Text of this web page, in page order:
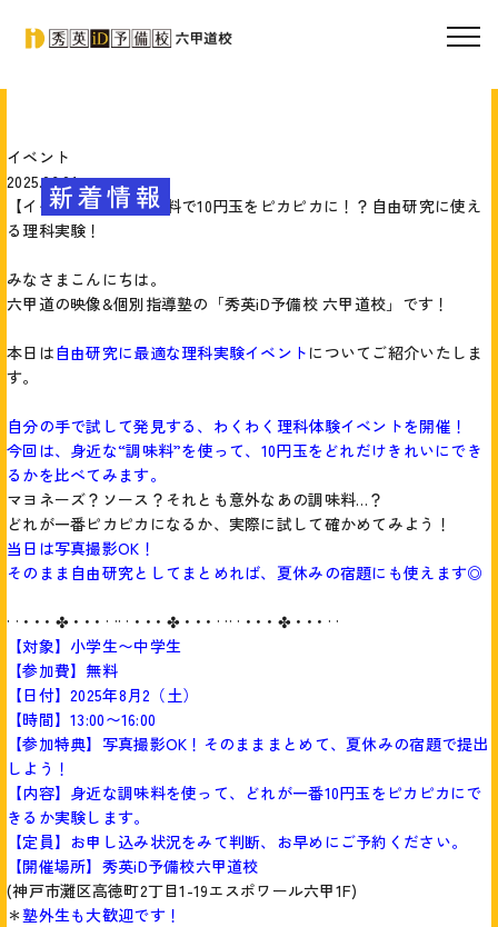
新着情報
イベント
2025.06.01
【イベント告知】調味料で10円玉をピカピカに！？自由研究に使え
る理科実験！
みなさまこんにちは。
六甲道の映像&個別指導塾の「秀英iD予備校 六甲道校」です！
本日は自由研究に最適な理科実験イベント についてご紹介いたしま
す。
自分の手で試して発見する、わくわく理科体験イベントを開催！
今回は、身近な“調味料”を使って、10円玉をどれだけきれいにでき
るかを比べてみます。
マヨネーズ？ソース？それとも意外なあの調味料…？
どれが一番ピカピカになるか、実際に試して確かめてみよう！
当日は写真撮影OK！
そのまま自由研究としてまとめれば、夏休みの宿題にも使えます◎
· · • • • ✤ • • • · ·· · • • • ✤ • • • · ·· · • • • ✤ • • • · ·
【対象】小学生〜中学生
【参加費】無料
【日付】2025年8月2（土）
【時間】13:00〜16:00
【参加特典】写真撮影OK！そのまままとめて、夏休みの宿題で提出
しよう！
【内容】身近な調味料を使って、どれが一番10円玉をピカピカにで
きるか実験します。
【定員】お申し込み状況をみて判断、お早めにご予約ください。
【開催場所】秀英iD予備校六甲道校
(神戸市灘区高徳町2丁目1-19エスポワール六甲1F)
＊塾外生も大歓迎です！